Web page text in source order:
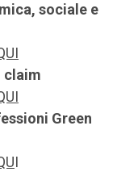
sociale e
claim
Green
I